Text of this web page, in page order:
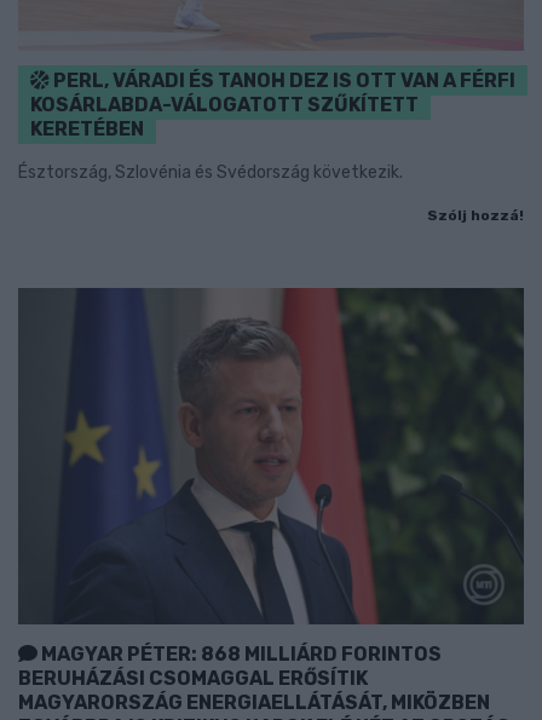
PERL, VÁRADI ÉS TANOH DEZ IS OTT VAN A FÉRFI
KOSÁRLABDA-VÁLOGATOTT SZŰKÍTETT
KERETÉBEN
Észtország, Szlovénia és Svédország következik.
Szólj hozzá!
MAGYAR PÉTER: 868 MILLIÁRD FORINTOS
BERUHÁZÁSI CSOMAGGAL ERŐSÍTIK
MAGYARORSZÁG ENERGIAELLÁTÁSÁT, MIKÖZBEN